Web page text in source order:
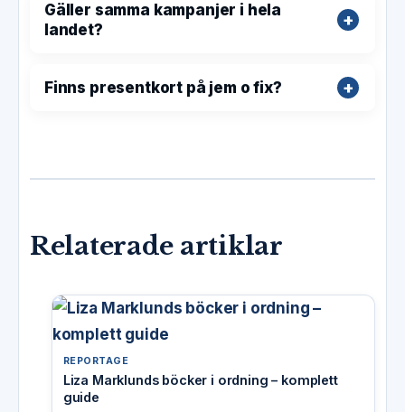
Gäller samma kampanjer i hela
landet?
Finns presentkort på jem o fix?
Relaterade artiklar
REPORTAGE
Liza Marklunds böcker i ordning – komplett
guide